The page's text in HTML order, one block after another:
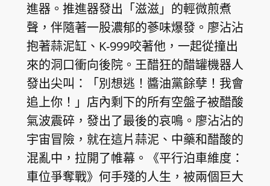
進器。推進器發出「滋滋」的輕微煎煮
聲，伴隨著一股濃郁的蔘味爆發。廖沾沾
抱著蒜泥缸、K-999咬著他，一起從撞出
來的洞口衝向後院。王醋狂的醋罐機器人
發出尖叫：「別想逃！醬油黨餘孽！我會
追上你！」店內剩下的所有空盤子被醋酸
氣波震碎，發出了最後的哀鳴。廖沾沾的
宇宙冒險，就在這片蒜泥、中藥和醋酸的
混亂中，拉開了帷幕。《平行泊車維度：
車位爭奪戰》何手殘的人生，被兩個巨大